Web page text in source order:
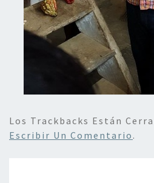
Los Trackbacks Están
Escribir Un Comentario .